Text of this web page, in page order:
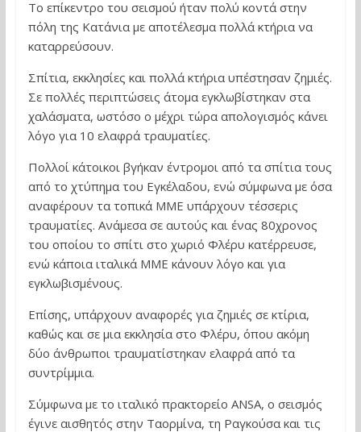
Το επίκεντρο του σεισμού ήταν πολύ κοντά στην
πόλη της Κατάνια με αποτέλεσμα πολλά κτήρια να
καταρρεύσουν.
Σπίτια, εκκλησίες και πολλά κτήρια υπέστησαν ζημιές.
Σε πολλές περιπτώσεις άτομα εγκλωβίστηκαν στα
χαλάσματα, ωστόσο ο μέχρι τώρα απολογισμός κάνει
λόγο για 10 ελαφρά τραυματίες.
Πολλοί κάτοικοι βγήκαν έντρομοι από τα σπίτια τους
από το χτύπημα του Εγκέλαδου, ενώ σύμφωνα με όσα
αναφέρουν τα τοπικά ΜΜΕ υπάρχουν τέσσερις
τραυματίες. Ανάμεσα σε αυτούς και ένας 80χρονος
του οποίου το σπίτι στο χωριό Φλέρυ κατέρρευσε,
ενώ κάποια ιταλικά ΜΜΕ κάνουν λόγο και για
εγκλωβισμένους.
Επίσης, υπάρχουν αναφορές για ζημιές σε κτίρια,
καθώς και σε μια εκκλησία στο Φλέρυ, όπου ακόμη
δύο άνθρωποι τραυματίστηκαν ελαφρά από τα
συντρίμμια.
Σύμφωνα με το ιταλικό πρακτορείο ANSA, ο σεισμός
έγινε αισθητός στην Ταορμίνα, τη Ραγκούσα και τις